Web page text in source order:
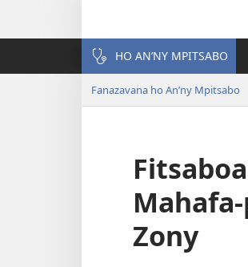
HO AN’NY MPITSABO
Fanazavana ho An’ny Mpitsabo
Zony